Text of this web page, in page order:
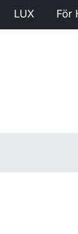
LUX För